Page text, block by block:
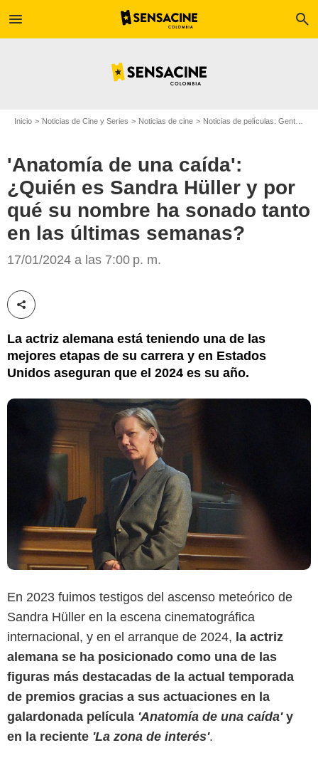
menu search
Inicio Noticias de Cine y Series Noticias de cine Noticias de películas: Gente
'Anatomía de una caída':
¿Quién es Sandra Hüller y por
qué su nombre ha sonado tanto
en las últimas semanas?
17/01/2024 a las 7:00 p. m.
Compartir esta noticia
La actriz alemana está teniendo una de las
mejores etapas de su carrera y en Estados
Unidos aseguran que el 2024 es su año.
Diamond Films
En 2023 fuimos testigos del ascenso meteórico de
Sandra Hüller en la escena cinematográfica
internacional, y en el arranque de 2024, la actriz
alemana se ha posicionado como una de las
figuras más destacadas de la actual temporada
de premios gracias a sus actuaciones en la
galardonada película 'Anatomía de una caída' y
en la reciente 'La zona de interés'.